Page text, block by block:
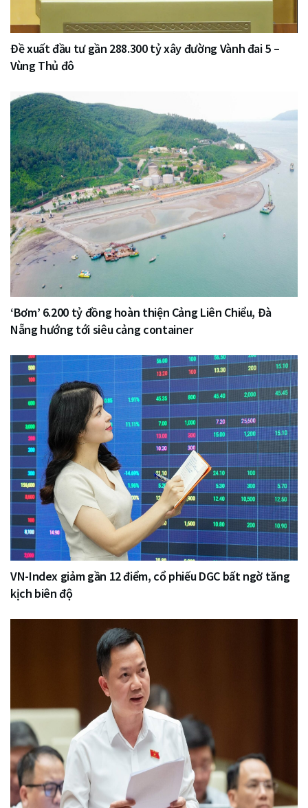
Đề xuất đầu tư gần 288.300 tỷ xây đường Vành đai 5 –
Vùng Thủ đô
‘Bơm’ 6.200 tỷ đồng hoàn thiện Cảng Liên Chiểu, Đà
Nẵng hướng tới siêu cảng container
VN-Index giảm gần 12 điểm, cổ phiếu DGC bất ngờ tăng
kịch biên độ